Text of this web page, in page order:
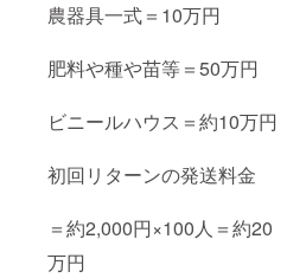
農器具一式＝10万円
肥料や種や苗等＝50万円
ビニールハウス＝約10万円
初回リターンの発送料金
＝約2,000円×100人＝約20
万円